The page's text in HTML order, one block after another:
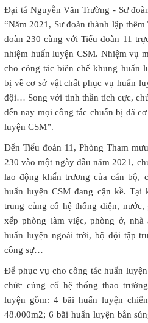
Đại tá Nguyễn Văn Trường - Sư
“Năm 2021, Sư đoàn thành lập
đoàn 230 cùng với Tiểu đoàn 11
nhiệm huấn luyện CSM. Nhiệm vụ
cho công tác biên chế khung huấn
bị về cơ sở vật chất phục vụ huấn
đội… Song với tinh thần tích cực,
đến nay mọi công tác chuẩn bị đã
luyện CSM”.
Đến Tiểu đoàn 11, Phòng Tham
230 vào một ngày đầu năm 2021,
lao động khẩn trương của cán bộ,
huấn luyện CSM đang cận kề.
trung củng cố hệ thống điện,
xếp phòng làm việc, phòng ở,
huấn luyện ngoài trời, bộ đội tập
công sự…
Để phục vụ cho công tác huấn
chức củng cố hệ thống thao
luyện gồm: 4 bãi huấn luyện
48.000m2; 6 bãi huấn luyện bắn